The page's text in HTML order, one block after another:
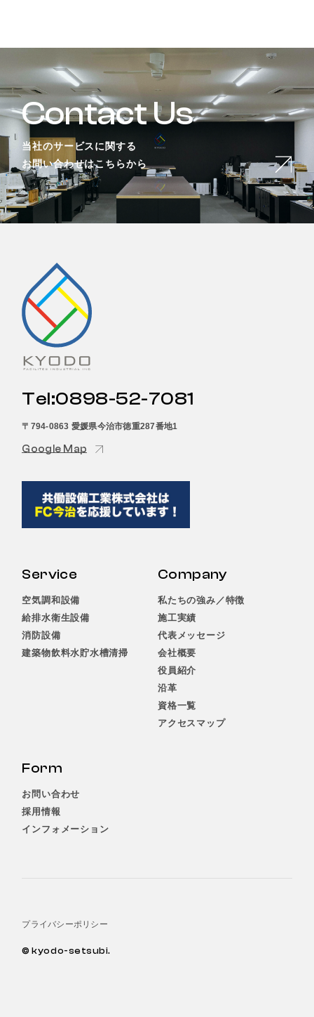
Contact Us
当社のサービスに関する
お問い合わせはこちらから
Tel:0898-52-7081
〒794-0863 愛媛県今治市徳重287番地1
Google Map
Service
空気調和設備
給排水衛生設備
消防設備
建築物飲料水貯水槽清掃
Company
私たちの強み／特徴
施工実績
代表メッセージ
会社概要
役員紹介
沿革
資格一覧
アクセスマップ
Form
お問い合わせ
採用情報
インフォメーション
プライバシーポリシー
© kyodo-setsubi.